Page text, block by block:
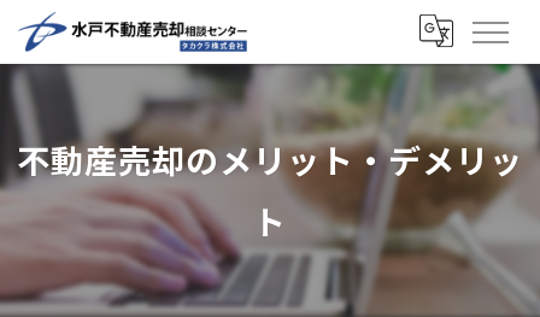
不動産売却のメリット・デメリッ
ト